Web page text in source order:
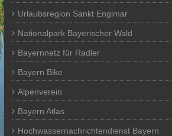
Urlaubsregion Sankt Englmar
Nationalpark Bayerischer Wald
Bayernnetz für Radler
Bayern Bike
Alpenverein
Bayern Atlas
Hochwassernachrichtendienst Bayern